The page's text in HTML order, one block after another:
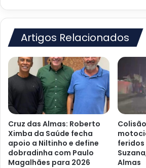
Artigos Relacionados
Cruz das Almas: Roberto
Ximba da Saúde fecha
apoio a Niltinho e define
dobradinha com Paulo
Magalhães para 2026
feridos
Almas